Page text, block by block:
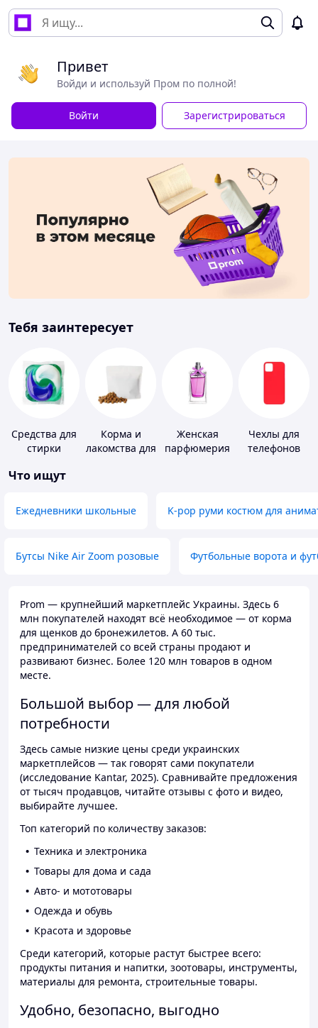
Привет
Войди и используй Пром по полной!
Войти Зарегистрироваться
Тебя заинтересует
Средства для
стирки
Корма и
лакомства для
Женская
парфюмерия
Чехлы для
телефонов
Что ищут
Ежедневники школьные K-pop руми костюм для
Бутсы Nike Air Zoom розовые Футбольные ворота и
Prom — крупнейший маркетплейс Украины. Здесь 6
млн покупателей находят всё необходимое — от корма
для щенков до бронежилетов. А 60 тыс.
предпринимателей со всей страны продают и
развивают бизнес. Более 120 млн товаров в одном
месте.
Большой выбор — для любой
потребности
Здесь самые низкие цены среди украинских
маркетплейсов — так говорят сами покупатели
(исследование Kantar, 2025). Сравнивайте предложения
от тысяч продавцов, читайте отзывы с фото и видео,
выбирайте лучшее.
Топ категорий по количеству заказов:
Техника и электроника
Товары для дома и сада
Авто- и мототовары
Одежда и обувь
Красота и здоровье
Среди категорий, которые растут быстрее всего:
продукты питания и напитки, зоотовары, инструменты,
материалы для ремонта, строительные товары.
Удобно, безопасно, выгодно